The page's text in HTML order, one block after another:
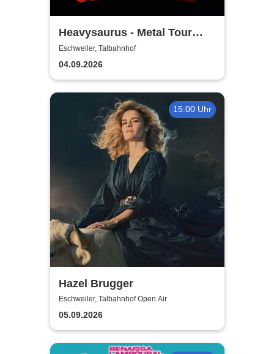
Heavysaurus - Metal Tour
2026/27
Eschweiler, Talbahnhof
04.09.2026
15:00 Uhr
Hazel Brugger
Eschweiler, Talbahnhof Open Air
05.09.2026